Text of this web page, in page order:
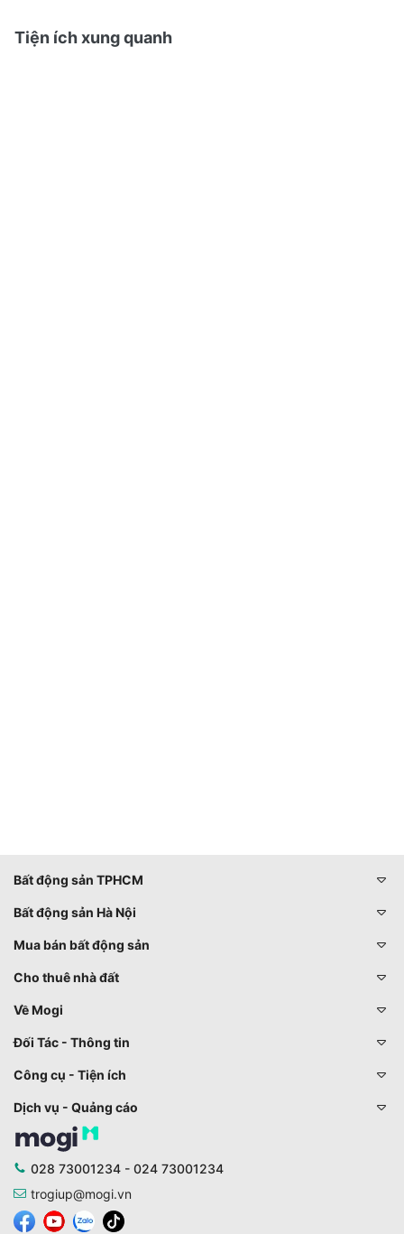
Tiện ích xung quanh
Bất động sản TPHCM
Bất động sản Hà Nội
Mua bán bất động sản
Cho thuê nhà đất
Về Mogi
Đối Tác - Thông tin
Công cụ - Tiện ích
Dịch vụ - Quảng cáo
028 73001234 - 024 73001234
trogiup@mogi.vn